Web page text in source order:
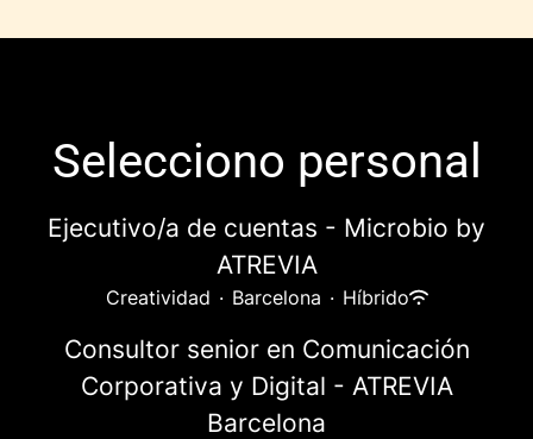
Selecciono personal
Ejecutivo/a de cuentas - Microbio by
ATREVIA
Creatividad · Barcelona · Híbrido
Consultor senior en Comunicación
Corporativa y Digital - ATREVIA
Barcelona